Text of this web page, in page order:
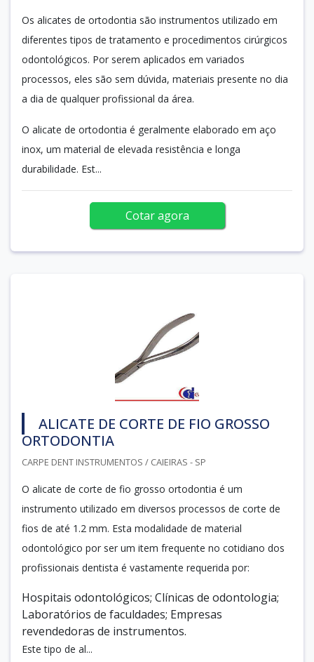
Os alicates de ortodontia são instrumentos utilizado em
diferentes tipos de tratamento e procedimentos cirúrgicos
odontológicos. Por serem aplicados em variados
processos, eles são sem dúvida, materiais presente no dia
a dia de qualquer profissional da área.
O alicate de ortodontia é geralmente elaborado em aço
inox, um material de elevada resistência e longa
durabilidade. Est...
Cotar agora
ALICATE DE CORTE DE FIO GROSSO
ORTODONTIA
CARPE DENT INSTRUMENTOS / CAIEIRAS - SP
O alicate de corte de fio grosso ortodontia é um
instrumento utilizado em diversos processos de corte de
fios de até 1.2 mm. Esta modalidade de material
odontológico por ser um item frequente no cotidiano dos
profissionais dentista é vastamente requerida por:
Hospitais odontológicos; Clínicas de odontologia;
Laboratórios de faculdades; Empresas
revendedoras de instrumentos.
Este tipo de al...